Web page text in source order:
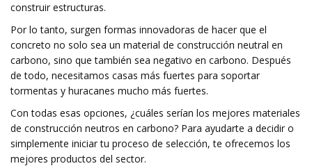
construir estructuras.
Por lo tanto, surgen formas innovadoras de hacer que el
concreto no solo sea un material de construcción neutral en
carbono, sino que también sea negativo en carbono. Después
de todo, necesitamos casas más fuertes para soportar
tormentas y huracanes mucho más fuertes.
Con todas esas opciones, ¿cuáles serían los mejores materiales
de construcción neutros en carbono? Para ayudarte a decidir o
simplemente iniciar tu proceso de selección, te ofrecemos los
mejores productos del sector.